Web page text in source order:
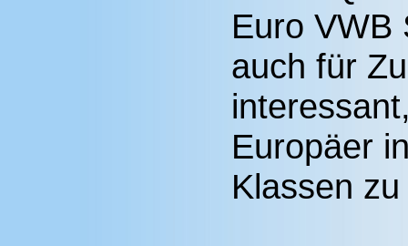
Euro VWB
auch für
Europäer
Klassen